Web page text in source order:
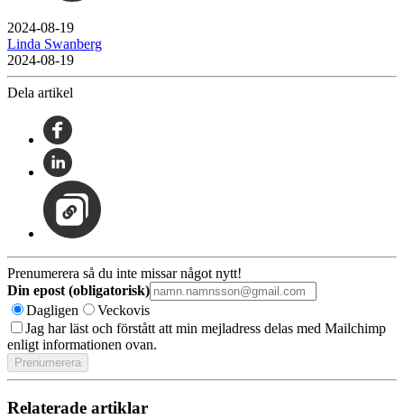
2024-08-19
Linda Swanberg
2024-08-19
Dela artikel
Prenumerera så du inte missar något nytt!
Din epost (obligatorisk)
Dagligen
Veckovis
Jag har läst och förstått att min mejladress delas med Mailchimp
enligt informationen ovan.
Relaterade artiklar